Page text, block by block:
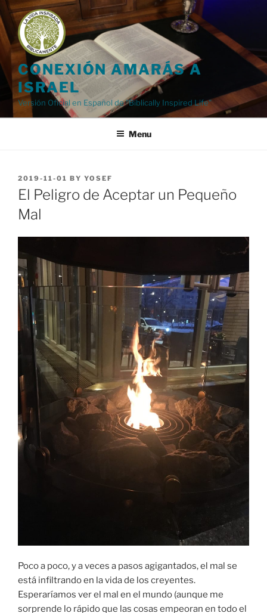
Skip
to
content
CONEXIÓN AMARÁS A
ISRAEL
Versión Oficial en Español de "Biblically Inspired Life"
Menu
POSTED
ON
2019-11-01 BY YOSEF
El Peligro de Aceptar un Pequeño
Mal
Poco a poco, y a veces a pasos agigantados, el mal se
está infiltrando en la vida de los creyentes.
Esperaríamos ver el mal en el mundo (aunque me
sorprende lo rápido que las cosas empeoran en todo el